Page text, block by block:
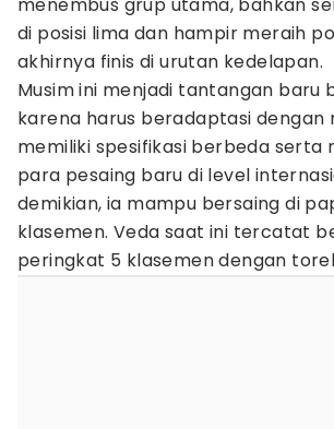
di posisi lima dan hampir meraih
akhirnya finis di urutan kedelapan.
Musim ini menjadi tantangan baru
karena harus beradaptasi dengan
memiliki spesifikasi berbeda serta
para pesaing baru di level
demikian, ia mampu bersaing di
klasemen. Veda saat ini tercatat
peringkat 5 klasemen dengan